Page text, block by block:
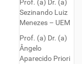
Prof. (a) Dr. (a)
Sezinando Luiz
Menezes – UEM
Prof. (a) Dr. (a)
Ângelo
Aparecido Priori